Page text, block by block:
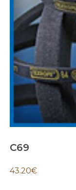
C69
43.20€